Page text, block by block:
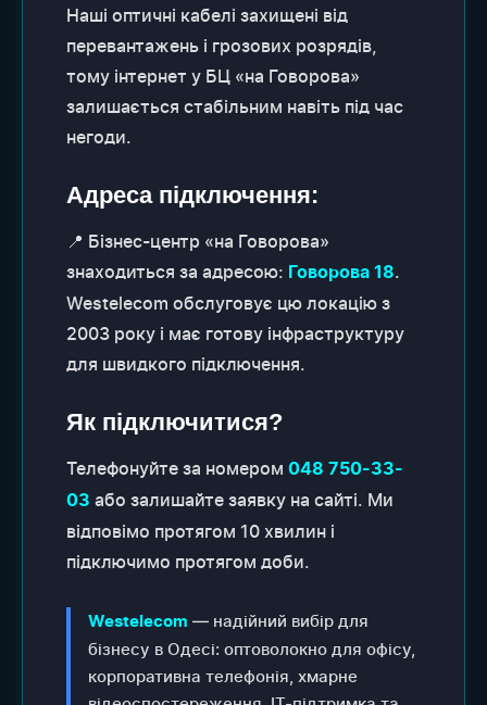
Наші оптичні кабелі захищені від
перевантажень і грозових розрядів,
тому інтернет у БЦ «на Говорова»
залишається стабільним навіть під час
негоди.
Адреса підключення:
📍 Бізнес-центр «на Говорова»
знаходиться за адресою: Говорова 18.
Westelecom обслуговує цю локацію з
2003 року і має готову інфраструктуру
для швидкого підключення.
Як підключитися?
Телефонуйте за номером 048 750-33-
03 або залишайте заявку на сайті. Ми
відповімо протягом 10 хвилин і
підключимо протягом доби.
Westelecom — надійний вибір для
бізнесу в Одесі: оптоволокно для офісу,
корпоративна телефонія, хмарне